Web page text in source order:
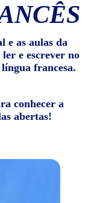
e as aulas da
e escrever no
francesa.
conhecer a
abertas!